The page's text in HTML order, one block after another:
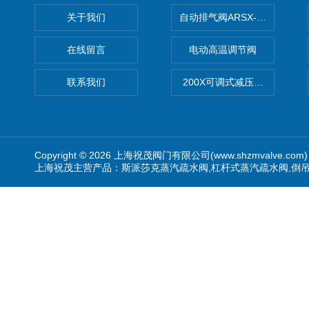
关于我们
在线留言
联系我们
自动排气阀ARSX-0015/
电动高温调节阀
200X可调式减压阀（减压稳
Copyright © 2026 上海祝茂阀门有限公司
上海祝茂主营产品：斯派莎克蒸汽疏水阀,杠杆式蒸汽疏水阀,倒